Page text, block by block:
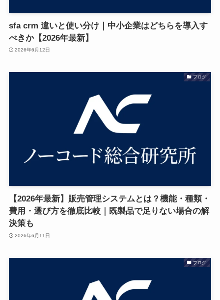
sfa crm 違いと使い分け｜中小企業はどちらを導入す
べきか【2026年最新】
2026年6月12日
ブログ
【2026年最新】販売管理システムとは？機能・種類・
費用・選び方を徹底比較｜既製品で足りない場合の解
決策も
2026年6月11日
ブログ